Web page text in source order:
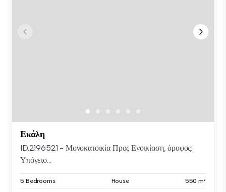
Εκάλη
ID.2196521 - Μονοκατοικία Προς Ενοικίαση, όροφος:
Υπόγειο...
5 Bedrooms House 550 m²